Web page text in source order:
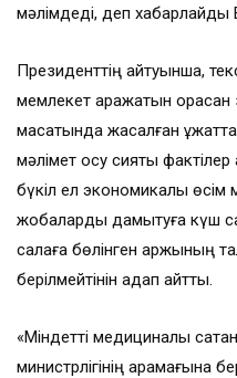
мәлімдеді, деп хабарлайды
Президенттің айтуынша,
мемлекет қаражатын
мақсатында жасалған
мәлімет қосу сияқты
бүкіл ел экономикалық өсім
жобаларды дамытуға күш
салаға бөлінген қаржының
берілмейтінін қадап айтты.
«Міндетті медициналық
министрлігінің қарамағына